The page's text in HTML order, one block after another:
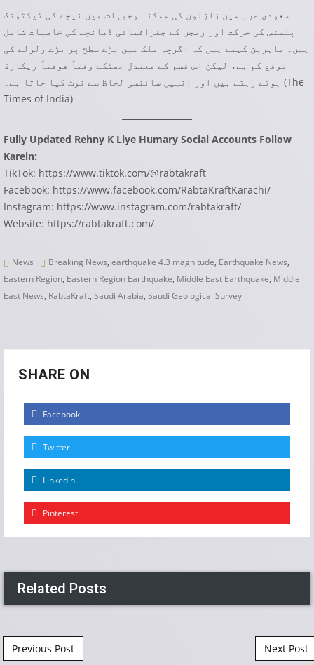
سعودی عرب میں زلزلوں کی ممکنہ وجوہات میں نیچے کی ٹیکٹونک
پلیٹس کی حرکت اور ریجن کے جغرافیائی ڈھانچے کی خاصیات شامل
ہیں۔ ماہرین کہتے ہیں کہ اگرچہ ملک میں بڑے سطح پر بڑے زلزلے کی
توقع کم ہے، لیکن اس قسم کے معتدل جھٹکے وقتاً فوقتاً ریکارڈ
ہوتے رہتے ہیں اور انہیں سائنسی لحاظ سے نوٹ کیا جاتا ہے۔ (The
Times of India)
Fully Updated Rehny K Liye Humary Social Accounts Follow
Karein:
TikTok: https://www.tiktok.com/@rabtakraft
Facebook: https://www.facebook.com/RabtaKraftKarachi/
Instagram: https://www.instagram.com/rabtakraft/
Website: https://rabtakraft.com/
News Breaking News, earthquake 4.3 magnitude, Earthquake News,
Eastern Region, Eastern Region Earthquake, Middle East Earthquake, Middle
East News, RabtaKraft, Saudi Arabia, Saudi Geological Survey
SHARE ON
Facebook
Twitter
Linkedin
Pinterest
Related Posts
Post navigation
Previous Post Next Post